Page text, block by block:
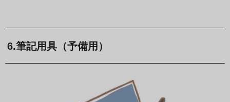
6.筆記用具（予備用）